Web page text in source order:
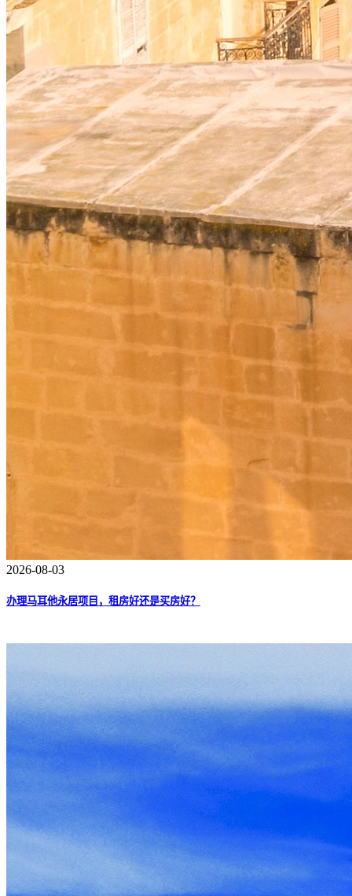
2026-08-03
办理马耳他永居项目，租房好还是买房好？